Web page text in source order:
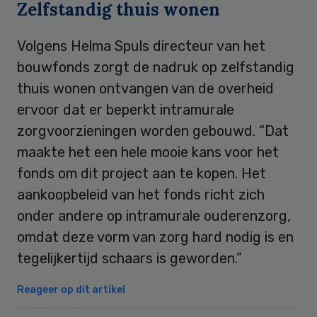
Zelfstandig thuis wonen
Volgens Helma Spuls directeur van het
bouwfonds zorgt de nadruk op zelfstandig
thuis wonen ontvangen van de overheid
ervoor dat er beperkt intramurale
zorgvoorzieningen worden gebouwd. “Dat
maakte het een hele mooie kans voor het
fonds om dit project aan te kopen. Het
aankoopbeleid van het fonds richt zich
onder andere op intramurale ouderenzorg,
omdat deze vorm van zorg hard nodig is en
tegelijkertijd schaars is geworden.”
Reageer op dit artikel